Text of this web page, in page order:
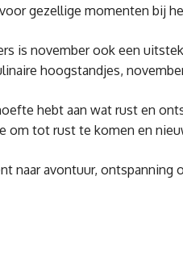
gezellige momenten bij
is november ook een
hoogstandjes,
hebt aan wat rust en
om tot rust te komen en
naar avontuur,